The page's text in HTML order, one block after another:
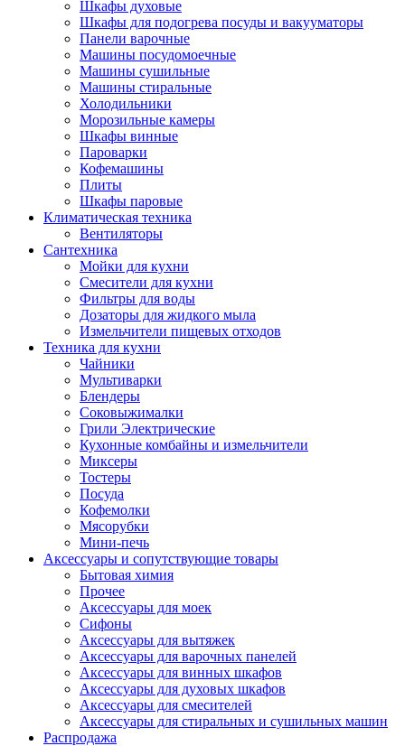
Шкафы духовые
Шкафы для подогрева посуды и вакууматоры
Панели варочные
Машины посудомоечные
Машины сушильные
Машины стиральные
Холодильники
Морозильные камеры
Шкафы винные
Пароварки
Кофемашины
Плиты
Шкафы паровые
Климатическая техника
Вентиляторы
Сантехника
Мойки для кухни
Смесители для кухни
Фильтры для воды
Дозаторы для жидкого мыла
Измельчители пищевых отходов
Техника для кухни
Чайники
Мультиварки
Блендеры
Соковыжималки
Грили Электрические
Кухонные комбайны и измельчители
Миксеры
Тостеры
Посуда
Кофемолки
Мясорубки
Мини-печь
Аксессуары и сопутствующие товары
Бытовая химия
Прочее
Аксессуары для моек
Сифоны
Аксессуары для вытяжек
Аксессуары для варочных панелей
Аксессуары для винных шкафов
Аксессуары для духовых шкафов
Аксессуары для смесителей
Аксессуары для стиральных и сушильных машин
Распродажа